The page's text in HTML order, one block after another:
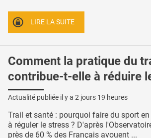
LIRE LA SUITE
Comment la pratique du
contribue-t-elle à réduire
Actualité publiée il y a 2 jours 19 heures
Trail et santé : pourquoi faire du sport
à réguler le stress ? D'après
près de 60 % des Français avouent ...